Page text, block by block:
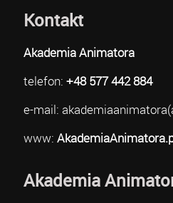
Kontakt
Akademia Animatora
telefon: +48 577 442 884
e-mail:
www:
Akademia